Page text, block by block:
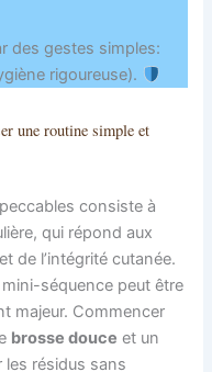
des gestes simples:
rigoureuse).
une routine simple et
consiste à
qui répond aux
et de l’intégrité cutanée.
séquence peut être
majeur. Commencer
brosse douce et un
les résidus sans